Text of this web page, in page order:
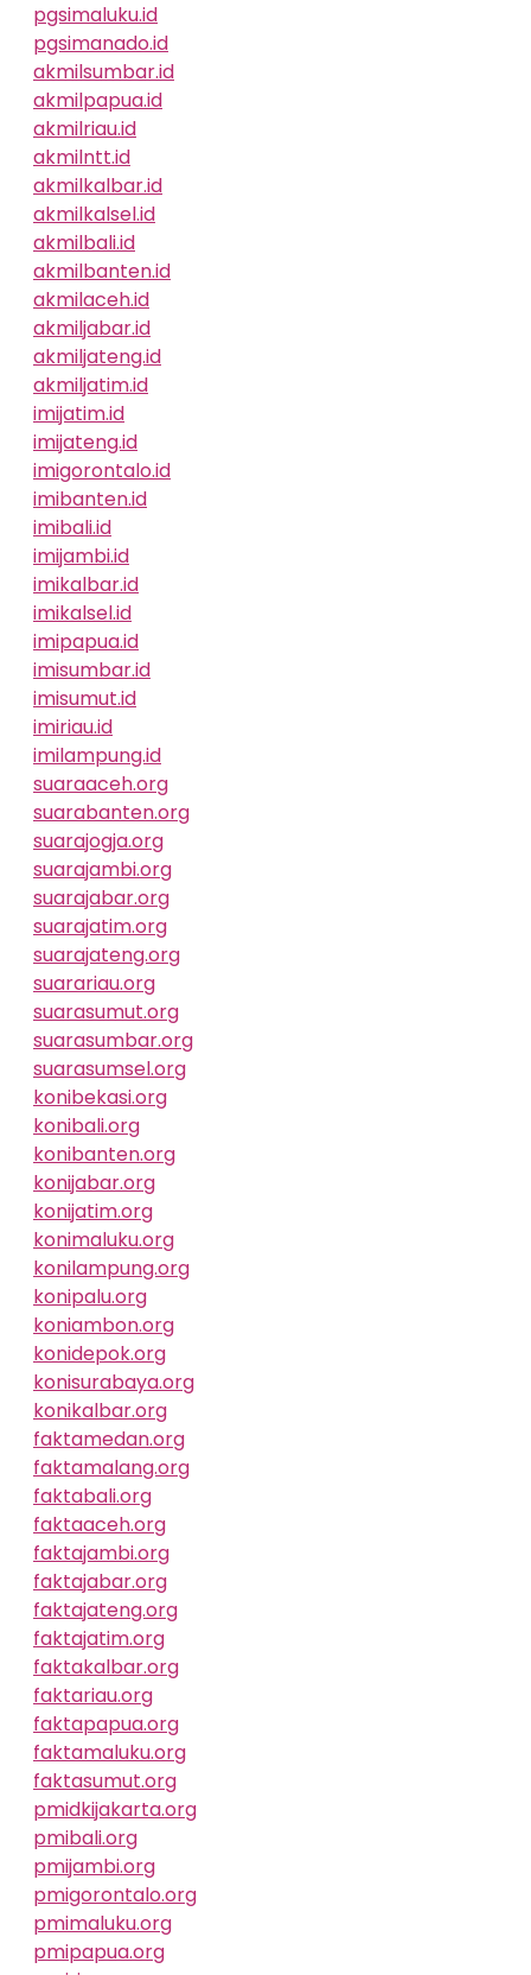
pgsimaluku.id
pgsimanado.id
akmilsumbar.id
akmilpapua.id
akmilriau.id
akmilntt.id
akmilkalbar.id
akmilkalsel.id
akmilbali.id
akmilbanten.id
akmilaceh.id
akmiljabar.id
akmiljateng.id
akmiljatim.id
imijatim.id
imijateng.id
imigorontalo.id
imibanten.id
imibali.id
imijambi.id
imikalbar.id
imikalsel.id
imipapua.id
imisumbar.id
imisumut.id
imiriau.id
imilampung.id
suaraaceh.org
suarabanten.org
suarajogja.org
suarajambi.org
suarajabar.org
suarajatim.org
suarajateng.org
suarariau.org
suarasumut.org
suarasumbar.org
suarasumsel.org
konibekasi.org
konibali.org
konibanten.org
konijabar.org
konijatim.org
konimaluku.org
konilampung.org
konipalu.org
koniambon.org
konidepok.org
konisurabaya.org
konikalbar.org
faktamedan.org
faktamalang.org
faktabali.org
faktaaceh.org
faktajambi.org
faktajabar.org
faktajateng.org
faktajatim.org
faktakalbar.org
faktariau.org
faktapapua.org
faktamaluku.org
faktasumut.org
pmidkijakarta.org
pmibali.org
pmijambi.org
pmigorontalo.org
pmimaluku.org
pmipapua.org